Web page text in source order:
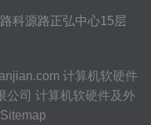
科源路正弘中心15层
计算机软硬件
公司 计算机软硬件及外
Sitemap